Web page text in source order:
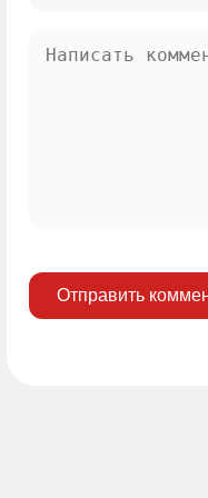
Отправить